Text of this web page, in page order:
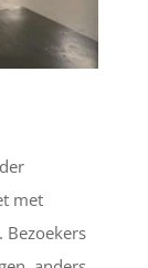
met
Bezoekers